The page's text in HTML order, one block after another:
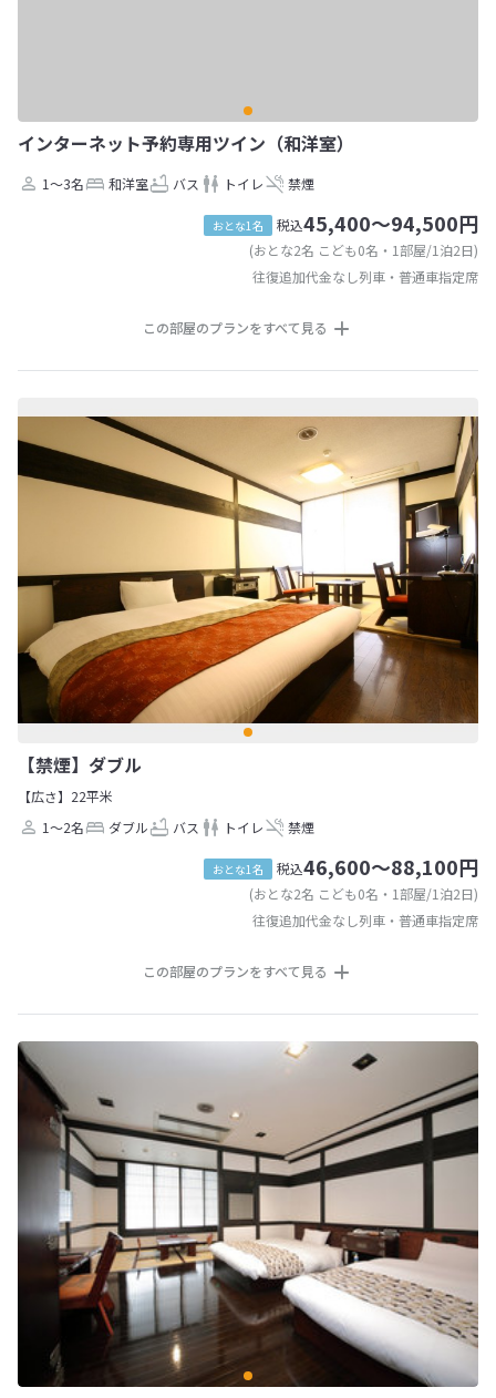
インターネット予約専用ツイン（和洋室）
1～3名 和洋室 バス トイレ 禁煙
おとな1名 税込45,400～94,500円
(おとな2名 こども0名・1部屋/1泊2日)
往復追加代金なし列車・普通車指定席
この部屋のプランをすべて見る
【禁煙】ダブル
【広さ】22平米
1～2名
ダブル バス トイレ 禁煙
おとな1名 税込46,600～88,100円
(おとな2名 こども0名・1部屋/1泊2日)
往復追加代金なし列車・普通車指定席
この部屋のプランをすべて見る